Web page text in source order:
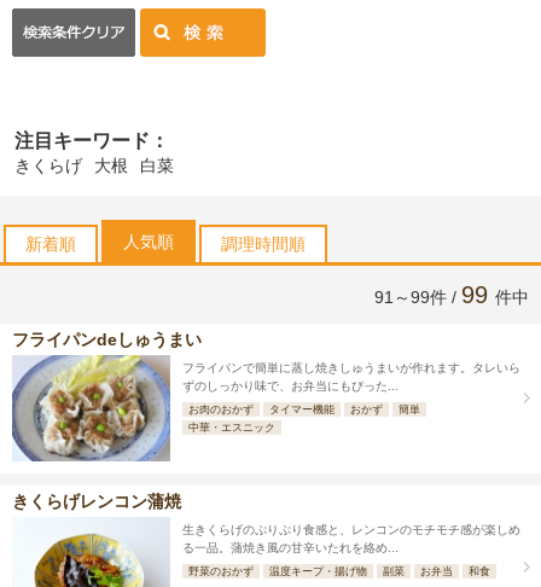
注目キーワード：
きくらげ 大根 白菜
新着順 人気順 調理時間順
91～99件 / 99 件中
フライパンdeしゅうまい
フライパンで簡単に蒸し焼きしゅうまいが作れます。タレいら
ずのしっかり味で、お弁当にもぴった...
お肉のおかず タイマー機能 おかず
簡単
中華・エスニック
きくらげレンコン蒲焼
生きくらげのぷりぷり食感と、レンコンのモチモチ感が楽しめ
る一品。蒲焼き風の甘辛いたれを絡め...
野菜のおかず 温度キープ・揚げ物 副菜 お弁当 和食